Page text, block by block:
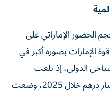
الحضور الإماراتي على
الإمارات بصورة أكبر في
الدولي، إذ بلغت
إيرادات الزوار الدوليين 208.8 مليار درهم خلال 2025، وضعت